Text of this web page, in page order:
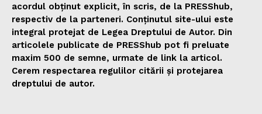
acordul obținut explicit, în scris, de la PRESShub,
respectiv de la parteneri. Conținutul site-ului este
integral protejat de Legea Dreptului de Autor. Din
articolele publicate de PRESShub pot fi preluate
maxim 500 de semne, urmate de link la articol.
Cerem respectarea regulilor citării și protejarea
dreptului de autor.